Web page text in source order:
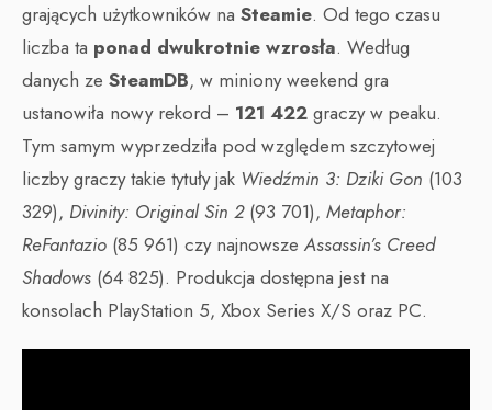
grających użytkowników na Steamie. Od tego czasu
liczba ta ponad dwukrotnie wzrosła. Według
danych ze SteamDB, w miniony weekend gra
ustanowiła nowy rekord – 121 422 graczy w peaku.
Tym samym wyprzedziła pod względem szczytowej
liczby graczy takie tytuły jak Wiedźmin 3: Dziki Gon (103
329), Divinity: Original Sin 2(93 701), Metaphor:
ReFantazio (85 961) czy najnowszeAssassin’s Creed
Shadows (64 825). Produkcja dostępna jest na
konsolach PlayStation 5, Xbox Series X/S oraz PC.